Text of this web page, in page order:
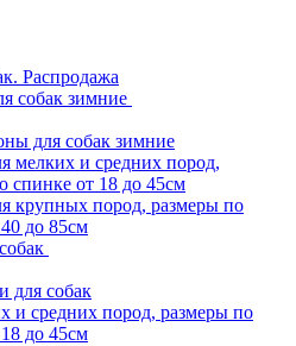
Распродажа
собак зимние
для собак зимние
мелких и средних пород,
спинке от 18 до 45см
крупных пород, размеры по
до 85см
для собак
и средних пород, размеры по
до 45см